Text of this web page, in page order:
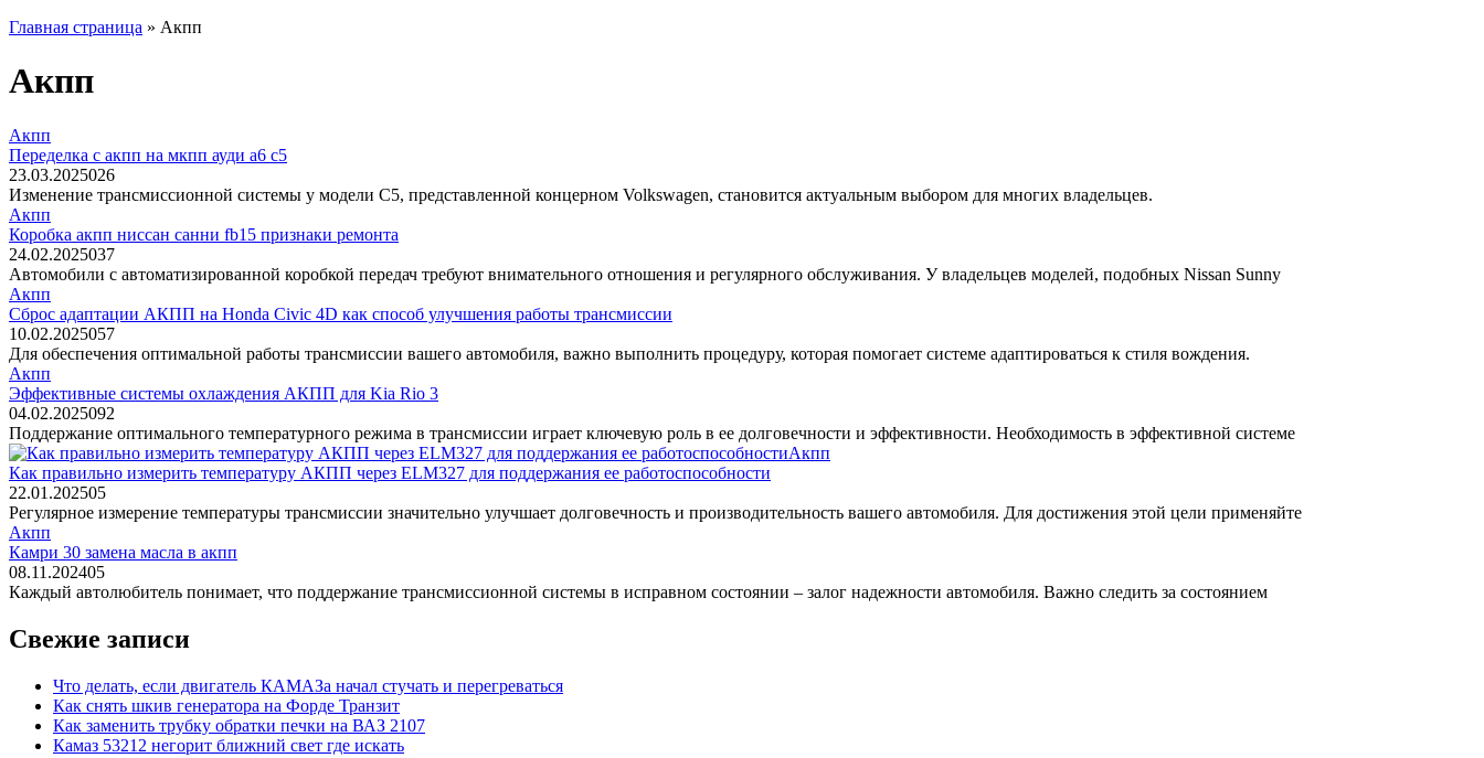
Главная страница » Акпп
Акпп
Акпп
Переделка с акпп на мкпп ауди а6 с5
23.03.2025026
Изменение трансмиссионной системы у модели C5, представленной концерном Volkswagen, становится актуальным выбором для многих владельцев.
Акпп
Коробка акпп ниссан санни fb15 признаки ремонта
24.02.2025037
Автомобили с автоматизированной коробкой передач требуют внимательного отношения и регулярного обслуживания. У владельцев моделей, подобных Nissan Sunny
Акпп
Сброс адаптации АКПП на Honda Civic 4D как способ улучшения работы трансмиссии
10.02.2025057
Для обеспечения оптимальной работы трансмиссии вашего автомобиля, важно выполнить процедуру, которая помогает системе адаптироваться к стиля вождения.
Акпп
Эффективные системы охлаждения АКПП для Kia Rio 3
04.02.2025092
Поддержание оптимального температурного режима в трансмиссии играет ключевую роль в ее долговечности и эффективности. Необходимость в эффективной системе
Акпп
Как правильно измерить температуру АКПП через ELM327 для поддержания ее работоспособности
22.01.202505
Регулярное измерение температуры трансмиссии значительно улучшает долговечность и производительность вашего автомобиля. Для достижения этой цели применяйте
Акпп
Камри 30 замена масла в акпп
08.11.202405
Каждый автолюбитель понимает, что поддержание трансмиссионной системы в исправном состоянии – залог надежности автомобиля. Важно следить за состоянием
Свежие записи
Что делать, если двигатель КАМАЗа начал стучать и перегреваться
Как снять шкив генератора на Форде Транзит
Как заменить трубку обратки печки на ВАЗ 2107
Камаз 53212 негорит ближний свет где искать